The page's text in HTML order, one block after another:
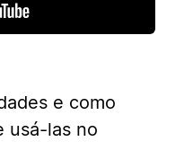
e como
usá-las no